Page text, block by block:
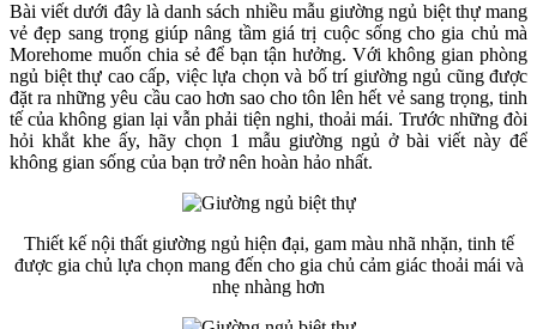
Bài viết dưới đây là danh sách nhiều mẫu giường ngủ biệt thự mang
vẻ đẹp sang trọng giúp nâng tầm giá trị cuộc sống cho gia chủ mà
Morehome muốn chia sẻ để bạn tận hưởng. Với không gian phòng
ngủ biệt thự cao cấp, việc lựa chọn và bố trí giường ngủ cũng được
đặt ra những yêu cầu cao hơn sao cho tôn lên hết vẻ sang trọng, tinh
tế của không gian lại vẫn phải tiện nghi, thoải mái. Trước những đòi
hỏi khắt khe ấy, hãy chọn 1 mẫu giường ngủ ở bài viết này để
không gian sống của bạn trở nên hoàn hảo nhất.
Thiết kế nội thất giường ngủ hiện đại, gam màu nhã nhặn, tinh tế
được gia chủ lựa chọn mang đến cho gia chủ cảm giác thoải mái và
nhẹ nhàng hơn